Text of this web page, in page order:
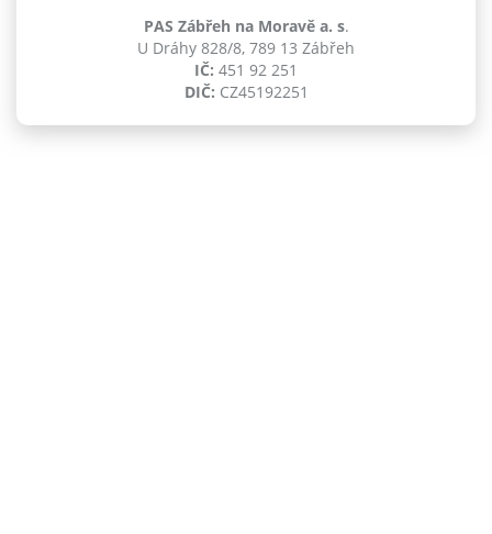
PAS Zábřeh na Moravě a. s.
U Dráhy 828/8, 789 13 Zábřeh
IČ: 451 92 251
DIČ: CZ45192251